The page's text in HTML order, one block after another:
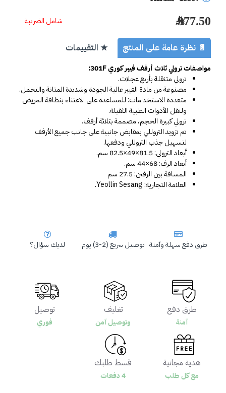
977.50 ﷼ شامل الضريبة
طرق دفع سهلة وآمنة توصيل سريع (2-3) يوم لديك سؤال؟
📄 نظرة عامة على المنتج ★ التقييمات
مواصفات ترولي ثلاث أرفف فيبر كوري 301F:
ترولي متنقلة بأربع عجلات.
مصنوعة من مادة الفيبر عالية الجودة وشديدة المتانة والتحمل.
ولنقل الأدوات الطبية الثقيلة.
ترولي كبيرة الحجم، مصممة بثلاثة أرفف.
لتسهيل جذب التروللي ودفعها.
أبعاد الترولي: 81.5×49×82.5 سم.
أبعاد الرف: 68×44 سم.
المسافة بين الرفين: 27.5 سم
العلامة التجارية: Yeollin Sesang.
طرق دفع
آمنة
تغليف
وتوصيل آمن
توصيل
فوري
هدية مجانية
مع كل طلب
قسط طلبك
4 دفعات